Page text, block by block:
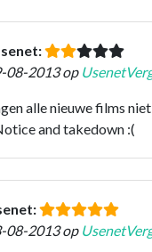
08-2013 op
alle nieuwe films
and takedown :(
08-2013 op